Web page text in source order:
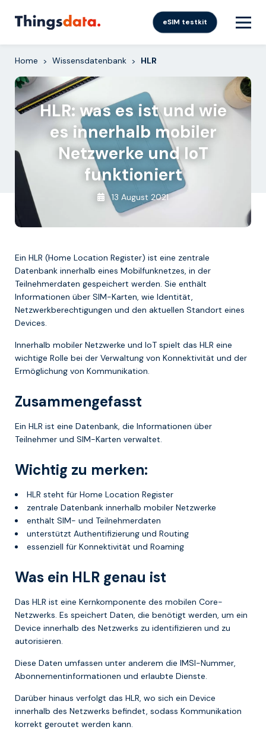
eSIM testkit
Home > Wissensdatenbank > HLR
HLR: was es ist und wie
es innerhalb mobiler
Netzwerke und IoT
funktioniert
13 August 2021
Ein HLR (Home Location Register) ist eine zentrale
Datenbank innerhalb eines Mobilfunknetzes, in der
Teilnehmerdaten gespeichert werden. Sie enthält
Informationen über SIM-Karten, wie Identität,
Netzwerkberechtigungen und den aktuellen Standort eines
Devices.
Innerhalb mobiler Netzwerke und IoT spielt das HLR eine
wichtige Rolle bei der Verwaltung von Konnektivität und der
Ermöglichung von Kommunikation.
Zusammengefasst
Ein HLR ist eine Datenbank, die Informationen über
Teilnehmer und SIM-Karten verwaltet.
Wichtig zu merken:
HLR steht für Home Location Register
zentrale Datenbank innerhalb mobiler Netzwerke
enthält SIM- und Teilnehmerdaten
unterstützt Authentifizierung und Routing
essenziell für Konnektivität und Roaming
Was ein HLR genau ist
Das HLR ist eine Kernkomponente des mobilen Core-
Netzwerks. Es speichert Daten, die benötigt werden, um ein
Device innerhalb des Netzwerks zu identifizieren und zu
autorisieren.
Diese Daten umfassen unter anderem die IMSI-Nummer,
Abonnementinformationen und erlaubte Dienste.
Darüber hinaus verfolgt das HLR, wo sich ein Device
innerhalb des Netzwerks befindet, sodass Kommunikation
korrekt geroutet werden kann.